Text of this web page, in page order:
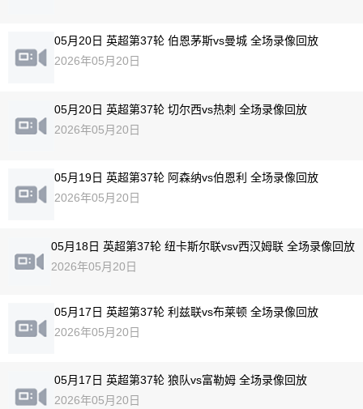
05月20日 英超第37轮 伯恩茅斯vs曼城 全场录像回放
2026年05月20日
05月20日 英超第37轮 切尔西vs热刺 全场录像回放
2026年05月20日
05月19日 英超第37轮 阿森纳vs伯恩利 全场录像回放
2026年05月20日
05月18日 英超第37轮 纽卡斯尔联vsv西汉姆联 全场录像回放
2026年05月20日
05月17日 英超第37轮 利兹联vs布莱顿 全场录像回放
2026年05月20日
05月17日 英超第37轮 狼队vs富勒姆 全场录像回放
2026年05月20日